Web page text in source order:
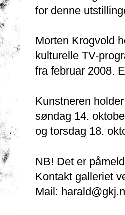
for denne
Morten Krogvold
kulturelle TV-
fra februar 2008.
Kunstneren
søndag 14.
og torsdag 18.
NB! Det er
Kontakt galleriet
Mail: